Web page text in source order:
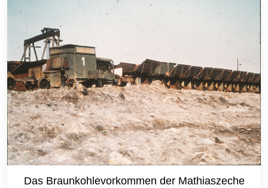
Das Braunkohlevorkommen der Mathiaszeche